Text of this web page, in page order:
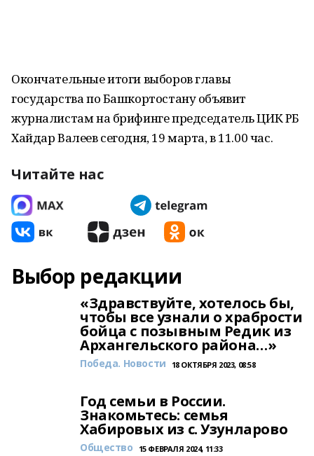
Окончательные итоги выборов главы
государства по Башкортостану объявит
журналистам на брифинге председатель ЦИК РБ
Хайдар Валеев сегодня, 19 марта, в 11.00 час.
Читайте нас
Выбор редакции
«Здравствуйте, хотелось бы,
чтобы все узнали о храбрости
бойца с позывным Редик из
Архангельского района…»
Победа. Новости 18 ОКТЯБРЯ 2023, 08:58
Год семьи в России.
Знакомьтесь: семья
Хабировых из с. Узунларово
Общество 15 ФЕВРАЛЯ 2024, 11:33